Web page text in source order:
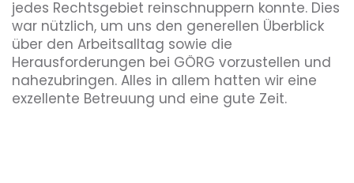
jedes Rechtsgebiet reinschnuppern konnte. Dies
war nützlich, um uns den generellen Überblick
über den Arbeitsalltag sowie die
Herausforderungen bei GÖRG vorzustellen und
nahezubringen. Alles in allem hatten wir eine
exzellente Betreuung und eine gute Zeit.